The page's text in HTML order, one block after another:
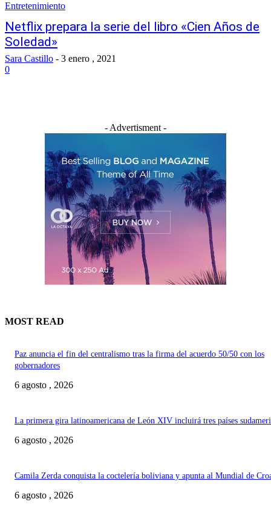
Entretenimiento
Netflix prepara la serie del libro «Cien Años de
Soledad»
Sara Castillo - 3 enero , 2021
0
- Advertisment -
MOST READ
Paz anuncia el fin del centralismo tras la firma del acuerdo 50/50 con los
gobernadores
6 agosto , 2026
La primera gira latinoamericana de León XIV incluirá tres países
6 agosto , 2026
Camila Zerda conquista la coctelería boliviana y apunta al Mundial de
6 agosto , 2026